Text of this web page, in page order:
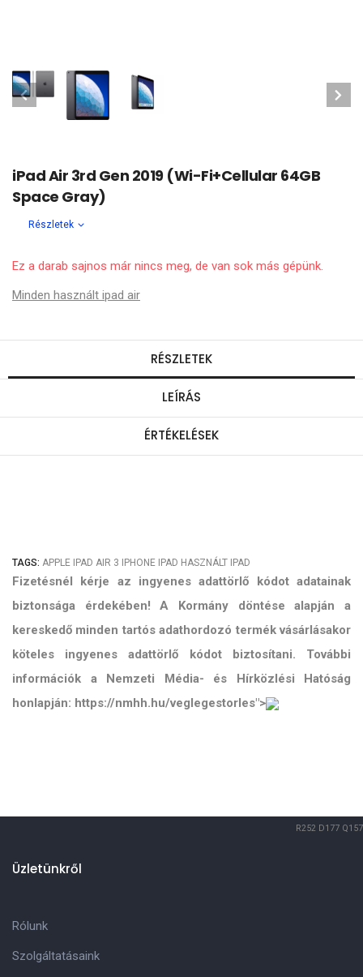
iPad Air 3rd Gen 2019 (Wi-Fi+Cellular 64GB
Space Gray)
Részletek
Ez a darab sajnos már nincs meg, de van sok más gépünk.
Minden használt ipad air
RÉSZLETEK
LEÍRÁS
ÉRTÉKELÉSEK
TAGS: APPLE IPAD AIR 3 IPHONE IPAD HASZNÁLT IPAD
Fizetésnél kérje az ingyenes adattörlő kódot adatainak
biztonsága érdekében! A Kormány döntése alapján a
kereskedő minden tartós adathordozó termék vásárlásakor
köteles ingyenes adattörlő kódot biztosítani. További
információk a Nemzeti Média- és Hírközlési Hatóság
honlapján: https://nmhh.hu/veglegestorles">
R252 D177 Q157
Üzletünkről
Rólunk
Szolgáltatásaink